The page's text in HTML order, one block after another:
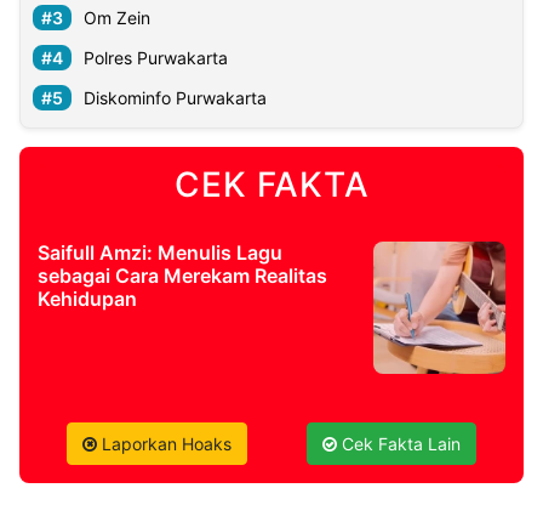
Om Zein
Polres Purwakarta
Diskominfo Purwakarta
CEK FAKTA
Saifull Amzi: Menulis Lagu
sebagai Cara Merekam Realitas
Kehidupan
Laporkan Hoaks Cek Fakta Lain